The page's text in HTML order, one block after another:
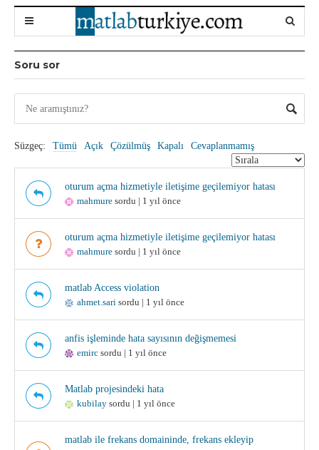
Soru sor
Süzgeç: Tümü Açık Çözülmüş Kapalı Cevaplanmamış
oturum açma hizmetiyle iletişime geçilemiyor hatası
mahmure sordu | 1 yıl önce
oturum açma hizmetiyle iletişime geçilemiyor hatası
mahmure sordu | 1 yıl önce
matlab Access violation
ahmet.sari sordu | 1 yıl önce
anfis işleminde hata sayısının değişmemesi
emirc sordu | 1 yıl önce
Matlab projesindeki hata
kubilay sordu | 1 yıl önce
matlab ile frekans domaininde, frekans ekleyip